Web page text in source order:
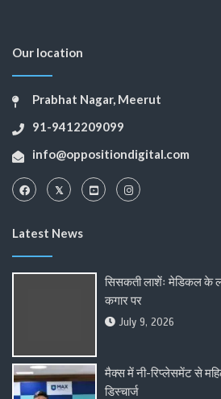
Our location
Prabhat Nagar, Meerut
91-9412209099
info@oppositiondigital.com
Latest News
सिसकती लाशेंः मेडिकल के
कगार पर
July 9, 2026
मैक्स में नी-रिप्लेसमेंट से
डिस्चार्ज